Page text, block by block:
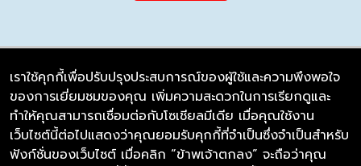
บริษัท ซิมลิงค์ จำกัด
98/226 Bangrakyai-Baanmai Road,
Bangyai, Nonthaburi 11140
เราใช้คุกกี้เพื่อปรับปรุงประสบการณ์ของผู้ใช้และความพึงพอใจ
ของการเยี่ยมชมของคุณ เพิ่มความสะดวกในการเรียกดูและ
ทำให้คุณสามารถเชื่อมต่อกับโซเชียลมีเดีย เมื่อคุณใช้งาน
เว็บไซต์นี้ต่อไปแสดงว่าคุณยอมรับคุกกี้ที่จำเป็นซึ่งจำเป็นสำหรับ
ฟังก์ชั่นของเว็บไซต์ เมื่อคลิก “ข้าพเจ้าตกลง” จะถือว่าคุณ